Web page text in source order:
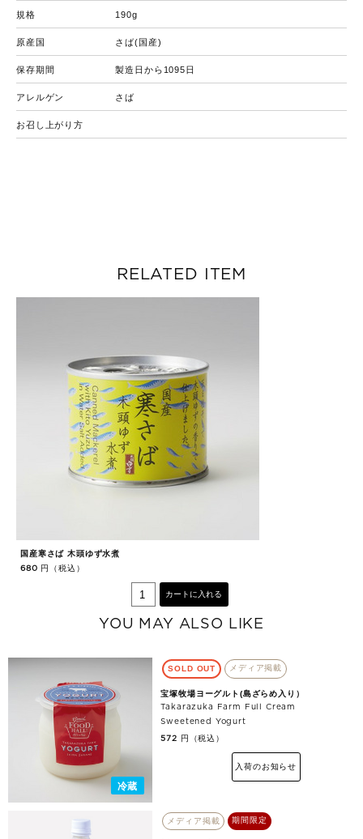
規格 190g
原産国 さば(国産)
保存期間 製造日から1095日
アレルゲン さば
お召し上がり方
RELATED ITEM
国産寒さば 木頭ゆず水煮
680 円（税込）
カートに入れる
YOU MAY ALSO LIKE
冷蔵
SOLD OUT メディア掲載
宝塚牧場ヨーグルト(島ざらめ入り）
Takarazuka Farm Full Cream
Sweetened Yogurt
572 円（税込）
入荷のお知らせ
メディア掲載 期間限定